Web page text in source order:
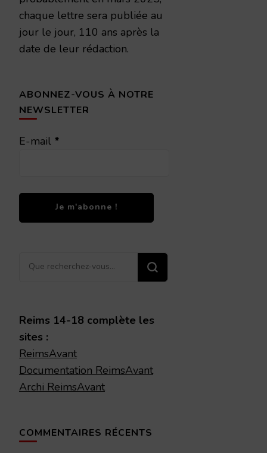
chaque lettre sera publiée au
jour le jour, 110 ans après la
date de leur rédaction.
ABONNEZ-VOUS À NOTRE
NEWSLETTER
E-mail *
Vous
Reims 14-18 complète les
sites :
ReimsAvant
Documentation ReimsAvant
Archi ReimsAvant
COMMENTAIRES RÉCENTS